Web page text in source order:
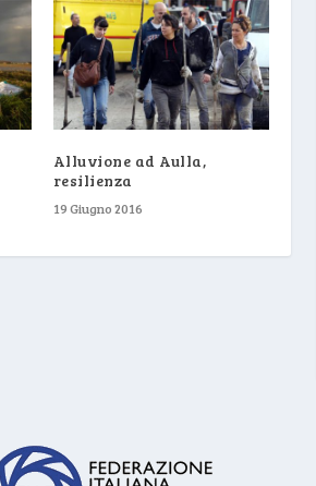
Alluvione ad Aulla,
resilienza
19 Giugno 2016